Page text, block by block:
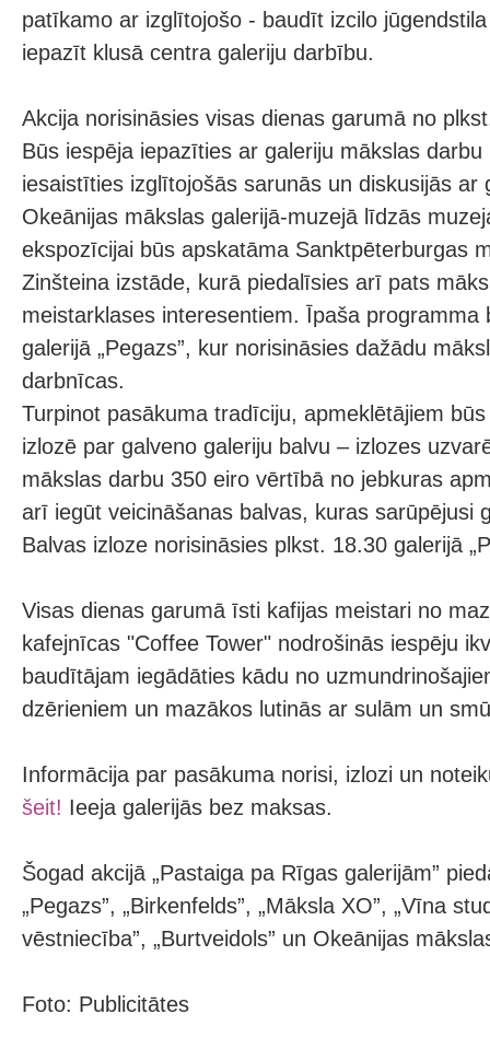
patīkamo ar izglītojošo - baudīt izcilo
iepazīt klusā centra galeriju darbību.
Akcija norisināsies visas dienas garumā no
Būs iespēja iepazīties ar galeriju mākslas
iesaistīties izglītojošās sarunās un diskusijās ar
Okeānijas mākslas galerijā-muzejā līdzās
ekspozīcijai būs apskatāma Sanktpēterburgas
Zinšteina izstāde, kurā piedalīsies arī pats
meistarklases interesentiem. Īpaša programma
galerijā „Pegazs”, kur norisināsies dažādu
darbnīcas.
Turpinot pasākuma tradīciju, apmeklētājiem
izlozē par galveno galeriju balvu – izlozes
mākslas darbu 350 eiro vērtībā no jebkuras
arī iegūt veicināšanas balvas, kuras sarūpējusi
Balvas izloze norisināsies plkst. 18.30 galerijā
Visas dienas garumā īsti kafijas meistari no
kafejnīcas "Coffee Tower" nodrošinās iespēju
baudītājam iegādāties kādu no
dzērieniem un mazākos lutinās ar sulām un
Informācija par pasākuma norisi, izlozi un
šeit! Ieeja galerijās bez maksas.
Šogad akcijā „Pastaiga pa Rīgas galerijām”
„Pegazs”, „Birkenfelds”, „Māksla XO”, „Vīna
vēstniecība”, „Burtveidols” un Okeānijas
Foto: Publicitātes